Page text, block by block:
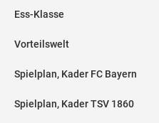
Ess-Klasse
Vorteilswelt
Spielplan, Kader FC Bayern
Spielplan, Kader TSV 1860